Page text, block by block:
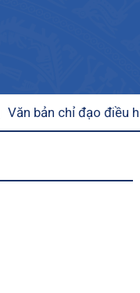
Văn bản chỉ đạo điều